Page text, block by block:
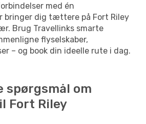
med én
bringer dig tættere på Fort Riley
Brug Travellinks smarte
flyselskaber,
– og book din ideelle rute i dag.
spørgsmål om
Fort Riley